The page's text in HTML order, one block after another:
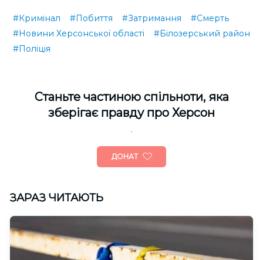
#Кримінал #Побиття #Затримання
#Смерть
#Новини Херсонської області
#Білозерський район
#Поліція
Cтаньте частиною спільноти, яка
зберігає правду про Херсон
ДОНАТ
ЗАРАЗ ЧИТАЮТЬ